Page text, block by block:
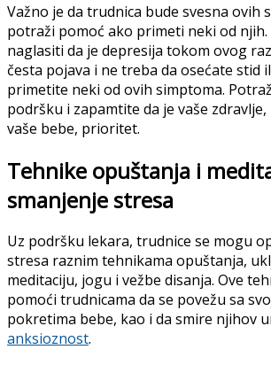
Važno je da trudnica bude svesna ovih
potraži pomoć ako primeti neki od njih.
naglasiti da je depresija tokom ovog
česta pojava i ne treba da osećate stid
primetite neki od ovih simptoma.
podršku i zapamtite da je vaše
vaše bebe, prioritet.
Tehnike opuštanja i
smanjenje stresa
Uz podršku lekara, trudnice se mogu
stresa raznim tehnikama opuštanja,
meditaciju, jogu i vežbe disanja. Ove
pomoći trudnicama da se povežu sa
pokretima bebe, kao i da smire njihov
anksioznost.